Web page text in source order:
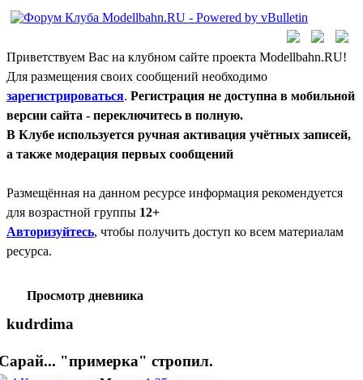
Приветствуем Вас на клубном сайте проекта Modellbahn.RU!
Для размещения своих сообщений необходимо
зарегистрироваться. Регистрация не доступна в мобильной
версии сайта - переключитесь в полную.
В Клубе используется ручная активация учётных записей,
а также модерация первых сообщений
Размещённая на данном ресурсе информация рекомендуется
для возрастной группы 12+
Авторизуйтесь, чтобы получить доступ ко всем материалам
ресурса.
Просмотр дневника
kudrdima
"примерка" стропил.